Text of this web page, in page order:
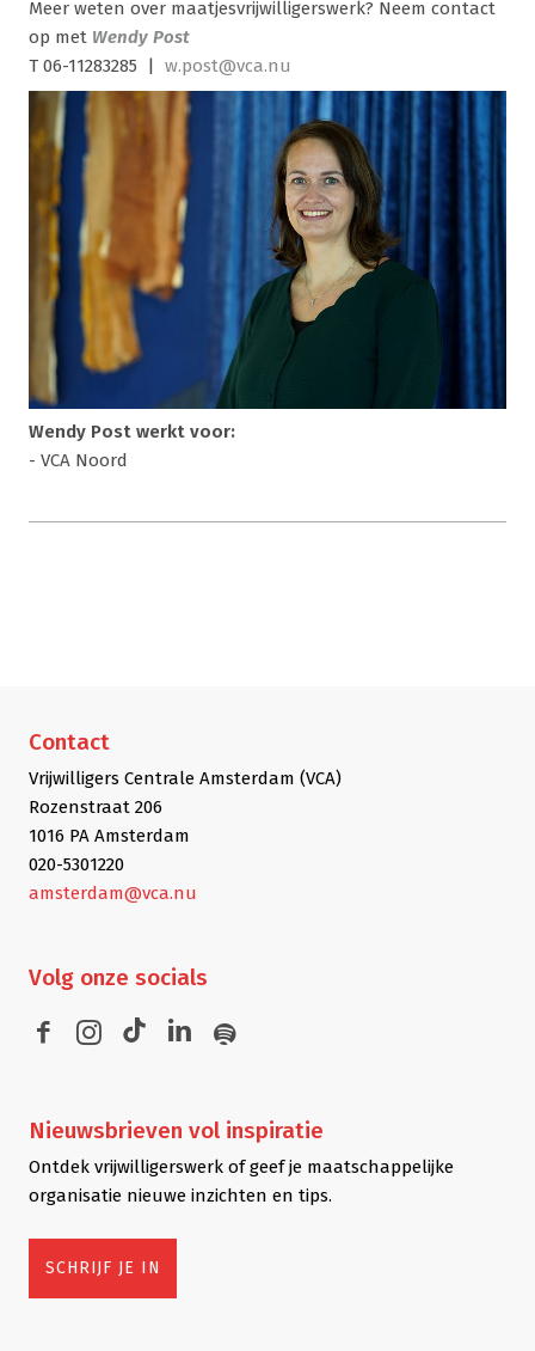
Meer weten over maatjesvrijwilligerswerk? Neem contact
op met Wendy Post
T 06-11283285 | w.post@vca.nu
Wendy Post werkt voor:
- VCA Noord
Contact
Vrijwilligers Centrale Amsterdam (VCA)
Rozenstraat 206
1016 PA Amsterdam
020-5301220
amsterdam@vca.nu
Volg onze socials
Nieuwsbrieven vol inspiratie
Ontdek vrijwilligerswerk of geef je maatschappelijke
organisatie nieuwe inzichten en tips.
SCHRIJF JE IN